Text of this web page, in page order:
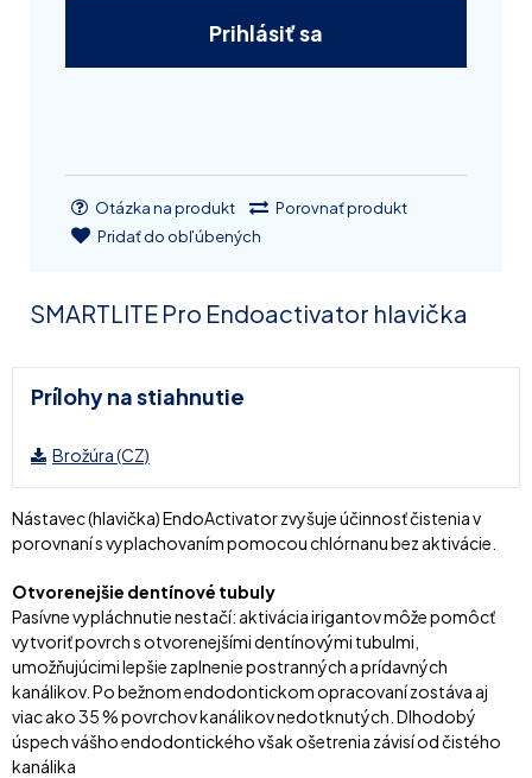
Prihlásiť sa
Otázka na produkt
Porovnať produkt
Pridať do obľúbených
SMARTLITE Pro Endoactivator hlavička
Prílohy na stiahnutie
Brožúra (CZ)
Nástavec (hlavička) EndoActivator zvyšuje účinnosť čistenia v
porovnaní s vyplachovaním pomocou chlórnanu bez aktivácie.
Otvorenejšie dentínové tubuly
Pasívne vypláchnutie nestačí: aktivácia irigantov môže pomôcť
vytvoriť povrch s otvorenejšími dentínovými tubulmi,
umožňujúcimi lepšie zaplnenie postranných a prídavných
kanálikov. Po bežnom endodontickom opracovaní zostáva aj
viac ako 35 % povrchov kanálikov nedotknutých. Dlhodobý
úspech vášho endodontického však ošetrenia závisí od čistého
kanálika